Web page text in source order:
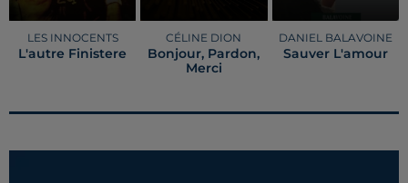
LES INNOCENTS
L'autre Finistere
CÉLINE DION
Bonjour, Pardon,
Merci
DANIEL BALAVOINE
Sauver L'amour